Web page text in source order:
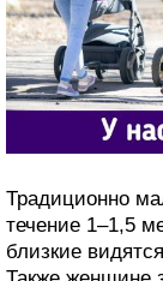
Традиционно
течение 1–1,5
близкие